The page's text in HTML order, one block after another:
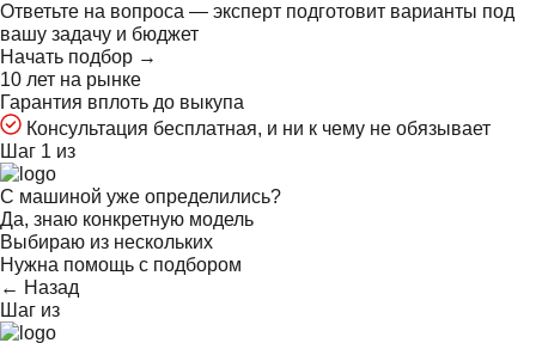
Ответьте на вопроса — эксперт подготовит варианты под
вашу задачу и бюджет
Начать подбор →
10 лет на рынке
Гарантия вплоть до выкупа
Консультация бесплатная, и ни к чему не обязывает
Шаг 1 из
С машиной уже определились?
Да, знаю конкретную модель
Выбираю из нескольких
Нужна помощь с подбором
← Назад
Шаг из